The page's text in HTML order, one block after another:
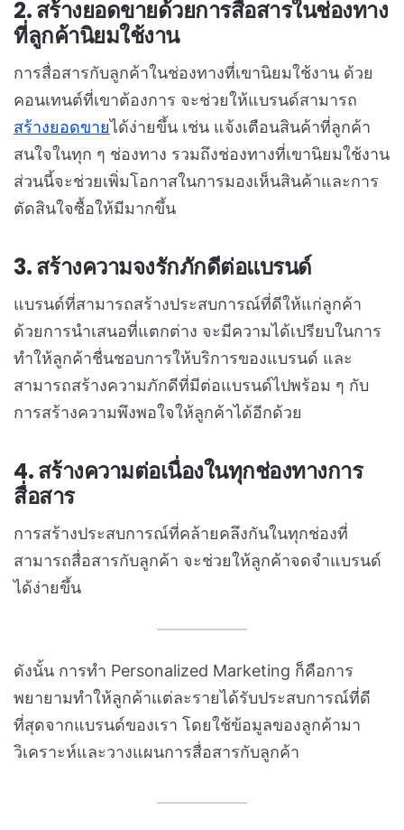
2. สร้างยอดขายด้วยการสื่อสารในช่องทาง
ที่ลูกค้านิยมใช้งาน
การสื่อสารกับลูกค้าในช่องทางที่เขานิยมใช้งาน ด้วย
คอนเทนต์ที่เขาต้องการ จะช่วยให้แบรนด์สามารถ
สร้างยอดขายได้ง่ายขึ้น เช่น แจ้งเตือนสินค้าที่ลูกค้า
สนใจในทุก ๆ ช่องทาง รวมถึงช่องทางที่เขานิยมใช้งาน
ส่วนนี้จะช่วยเพิ่มโอกาสในการมองเห็นสินค้าและการ
ตัดสินใจซื้อให้มีมากขึ้น
3. สร้างความจงรักภักดีต่อแบรนด์
แบรนด์ที่สามารถสร้างประสบการณ์ที่ดีให้แก่ลูกค้า
ด้วยการนำเสนอที่แตกต่าง จะมีความได้เปรียบในการ
ทำให้ลูกค้าชื่นชอบการให้บริการของแบรนด์ และ
สามารถสร้างความภักดีที่มีต่อแบรนด์ไปพร้อม ๆ กับ
การสร้างความพึงพอใจให้ลูกค้าได้อีกด้วย
4. สร้างความต่อเนื่องในทุกช่องทางการ
สื่อสาร
การสร้างประสบการณ์ที่คล้ายคลึงกันในทุกช่องที่
สามารถสื่อสารกับลูกค้า จะช่วยให้ลูกค้าจดจำแบรนด์
ได้ง่ายขึ้น
ดังนั้น การทำ Personalized Marketing ก็คือการ
พยายามทำให้ลูกค้าแต่ละรายได้รับประสบการณ์ที่ดี
ที่สุดจากแบรนด์ของเรา โดยใช้ข้อมูลของลูกค้ามา
วิเคราะห์และวางแผนการสื่อสารกับลูกค้า